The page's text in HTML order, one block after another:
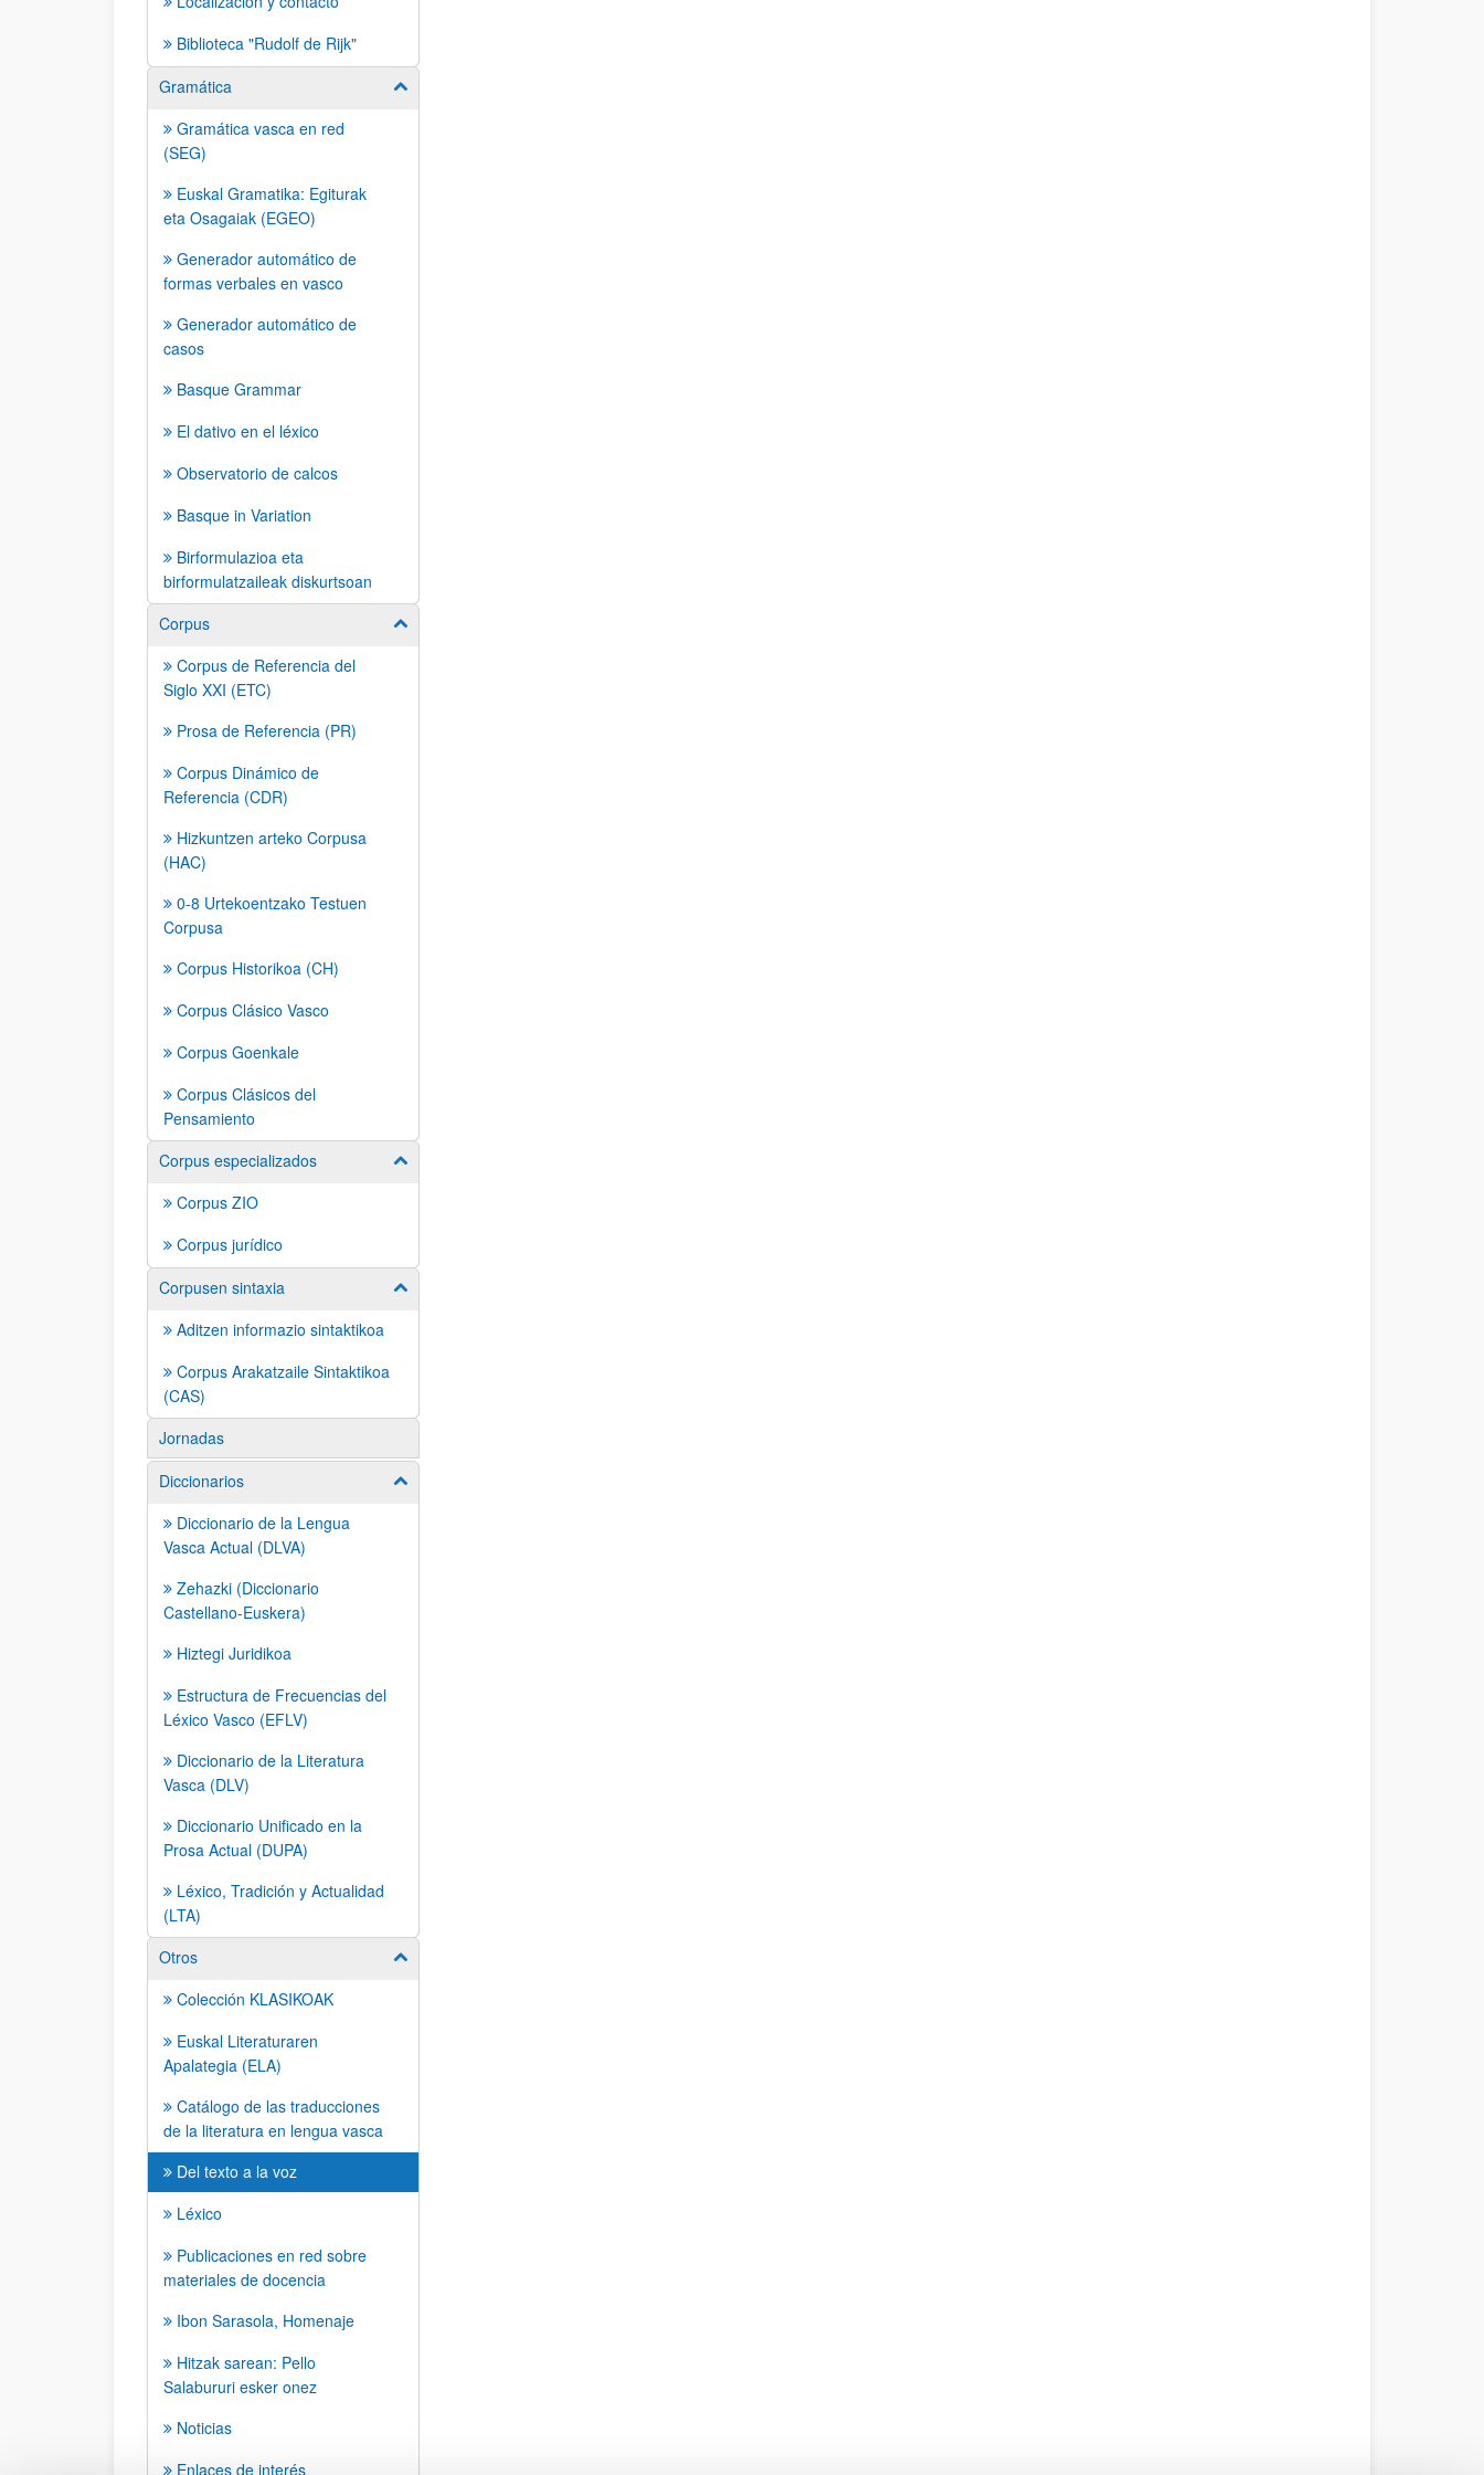
Biblioteca "Rudolf de Rijk"
Gramática
Mostrar/ocultar subpáginas
Gramática vasca en red
(SEG)
Euskal Gramatika: Egiturak
eta Osagaiak (EGEO)
Generador automático de
formas verbales en vasco
Generador automático de
casos
Basque Grammar
El dativo en el léxico
Observatorio de calcos
Basque in Variation
Birformulazioa eta
birformulatzaileak diskurtsoan
Corpus
Mostrar/ocultar subpáginas
Corpus de Referencia del
Siglo XXI (ETC)
Prosa de Referencia (PR)
Corpus Dinámico de
Referencia (CDR)
Hizkuntzen arteko Corpusa
(HAC)
0-8 Urtekoentzako Testuen
Corpusa
Corpus Historikoa (CH)
Corpus Clásico Vasco
Corpus Goenkale
Corpus Clásicos del
Pensamiento
Corpus especializados
Mostrar/ocultar subpáginas
Corpus ZIO
Corpus jurídico
Corpusen sintaxia
Mostrar/ocultar subpáginas
Aditzen informazio sintaktikoa
Corpus Arakatzaile Sintaktikoa
(CAS)
Jornadas
Diccionarios
Mostrar/ocultar subpáginas
Diccionario de la Lengua
Vasca Actual (DLVA)
Zehazki (Diccionario
Castellano-Euskera)
Hiztegi Juridikoa
Estructura de Frecuencias del
Léxico Vasco (EFLV)
Diccionario de la Literatura
Vasca (DLV)
Diccionario Unificado en la
Prosa Actual (DUPA)
Léxico, Tradición y Actualidad
(LTA)
Otros
Mostrar/ocultar subpáginas
Colección KLASIKOAK
Euskal Literaturaren
Apalategia (ELA)
Catálogo de las traducciones
de la literatura en lengua vasca
Del texto a la voz
Léxico
Publicaciones en red sobre
materiales de docencia
Ibon Sarasola, Homenaje
Hitzak sarean: Pello
Salabururi esker onez
Noticias
Enlaces de interés